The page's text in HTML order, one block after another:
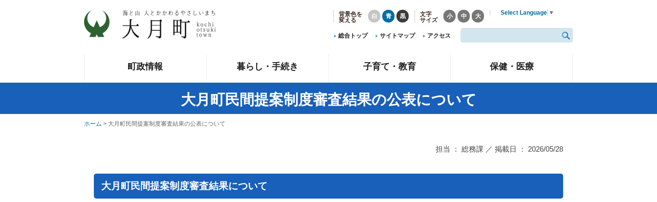
背景色を
変える
白 青 黒
文字
サイズ
小 中 大 Select Language ▼
総合トップ サイトマップ アクセス
町政情報 暮らし・手続き 子育て・教育 保健・医療
大月町民間提案制度審査結果の公表について
ホーム > 大月町民間提案制度審査結果の公表について
担当 ： 総務課 ／ 掲載日 ： 2026/05/28
大月町民間提案制度審査結果について